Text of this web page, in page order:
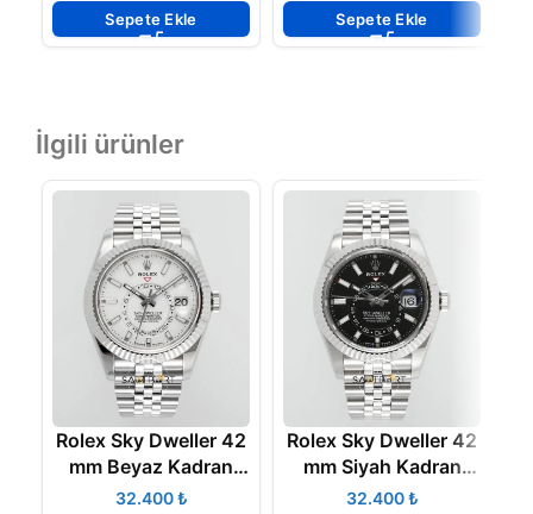
Sepete Ekle
Dial
Sepete Ekle
İlgili ürünler
Rolex Sky Dweller 42
mm Beyaz Kadran
Jübilee 336934
₺
Rolex Sky Dweller 42
mm Siyah Kadran
Jübilee 336934
₺